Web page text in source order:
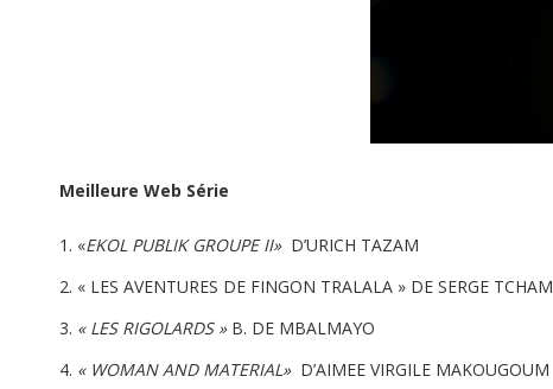
Meilleure Web Série
«EKOL PUBLIK GROUPE II» D’URICH TAZAM
« LES AVENTURES DE FINGON TRALALA » DE SERGE TCHAM
« LES RIGOLARDS »B. DE MBALMAYO
« WOMAN AND MATERIAL»D’AIMEE VIRGILE MAKOUGOUM